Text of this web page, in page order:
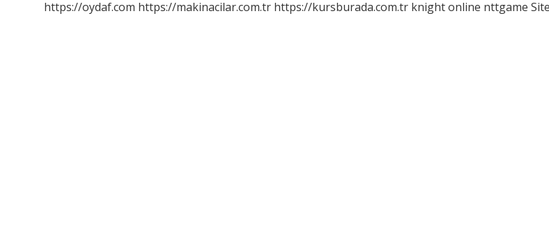
https://oydaf.com https://makinacilar.com.tr https://kursburada.com.tr knight online nttgame